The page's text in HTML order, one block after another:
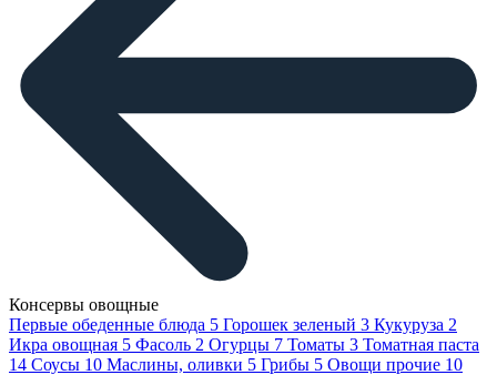
Консервы овощные
Первые обеденные блюда 5 Горошек зеленый 3 Кукуруза 2
Икра овощная 5 Фасоль 2 Огурцы 7 Томаты 3 Томатная паста
14 Соусы 10 Маслины, оливки 5 Грибы 5 Овощи прочие 10